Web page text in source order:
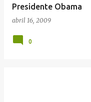
Presidente Obama
abril 16, 2009
0